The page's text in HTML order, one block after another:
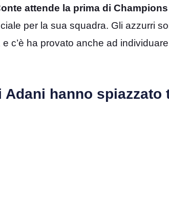
attende la prima di
per la sua squadra. Gli azzurri
c’è ha provato anche ad
hanno spiazzato